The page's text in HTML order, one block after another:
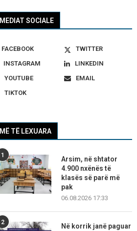
MEDIAT SOCIALE
FACEBOOK
TWITTER
INSTAGRAM
LINKEDIN
YOUTUBE
EMAIL
TIKTOK
MË TË LEXUARA
1
Arsim, në shtator
4.900 nxënës të
klasës së parë më
pak
06.08.2026 17:33
2
Në korrik janë paguar